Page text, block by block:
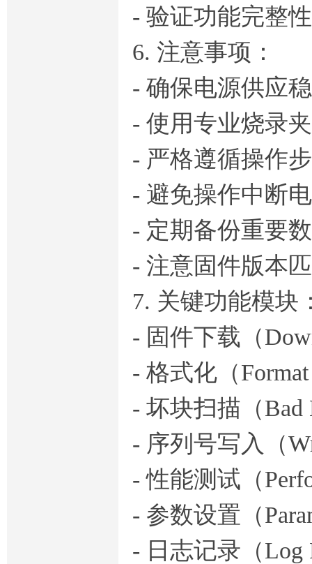
- 验证功能完整性
6. 注意事项：
- 确保电源供应
- 使用专业烧录
- 严格遵循操作
- 避免操作中断电
- 定期备份重要
- 注意固件版本
7. 关键功能模块
- 固件下载（
- 格式化（
- 坏块扫描（Bad
- 序列号写入（
- 性能测试（
- 参数设置（
- 日志记录（Log